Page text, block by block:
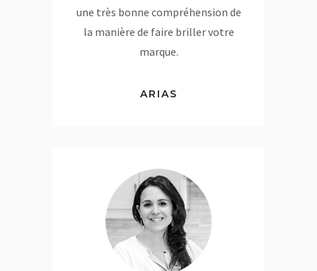
une très bonne compréhension de
la manière de faire briller votre
marque.
ARIAS